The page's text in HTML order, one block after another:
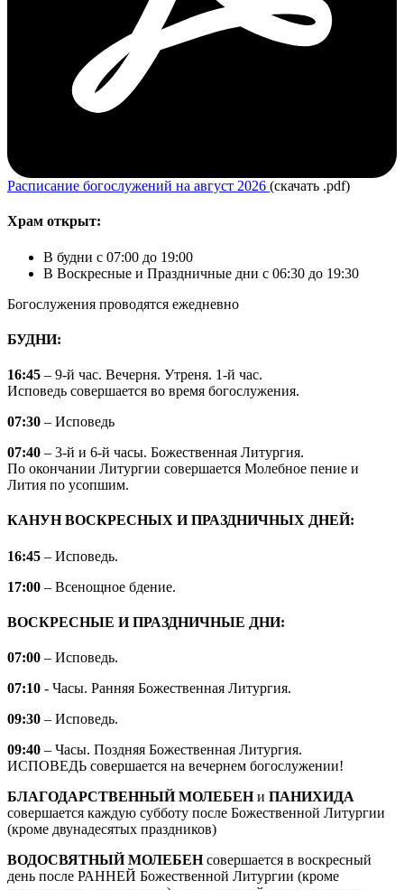
Расписание богослужений на август 2026 (скачать .pdf)
Храм открыт:
В будни с 07:00 до 19:00
В Воскресные и Праздничные дни с 06:30 до 19:30
Богослужения проводятся ежедневно
БУДНИ:
16:45 – 9-й час. Вечерня. Утреня. 1-й час.
Исповедь совершается во время богослужения.
07:30 – Исповедь
07:40 – 3-й и 6-й часы. Божественная Литургия.
По окончании Литургии совершается Молебное пение и
Лития по усопшим.
КАНУН ВОСКРЕСНЫХ И ПРАЗДНИЧНЫХ ДНЕЙ:
16:45 – Исповедь.
17:00 – Всенощное бдение.
ВОСКРЕСНЫЕ И ПРАЗДНИЧНЫЕ ДНИ:
07:00 – Исповедь.
07:10 - Часы. Ранняя Божественная Литургия.
09:30 – Исповедь.
09:40 – Часы. Поздняя Божественная Литургия.
ИСПОВЕДЬ совершается на вечернем богослужении!
БЛАГОДАРСТВЕННЫЙ МОЛЕБЕНи ПАНИХИДА
совершается каждую субботу после Божественной Литургии
(кроме двунадесятых праздников)
ВОДОСВЯТНЫЙ МОЛЕБЕНсовершается в воскресный
день после РАННЕЙ Божественной Литургии (кроме